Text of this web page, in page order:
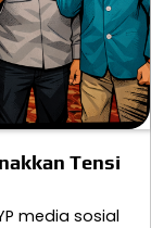
Tensi
media sosial